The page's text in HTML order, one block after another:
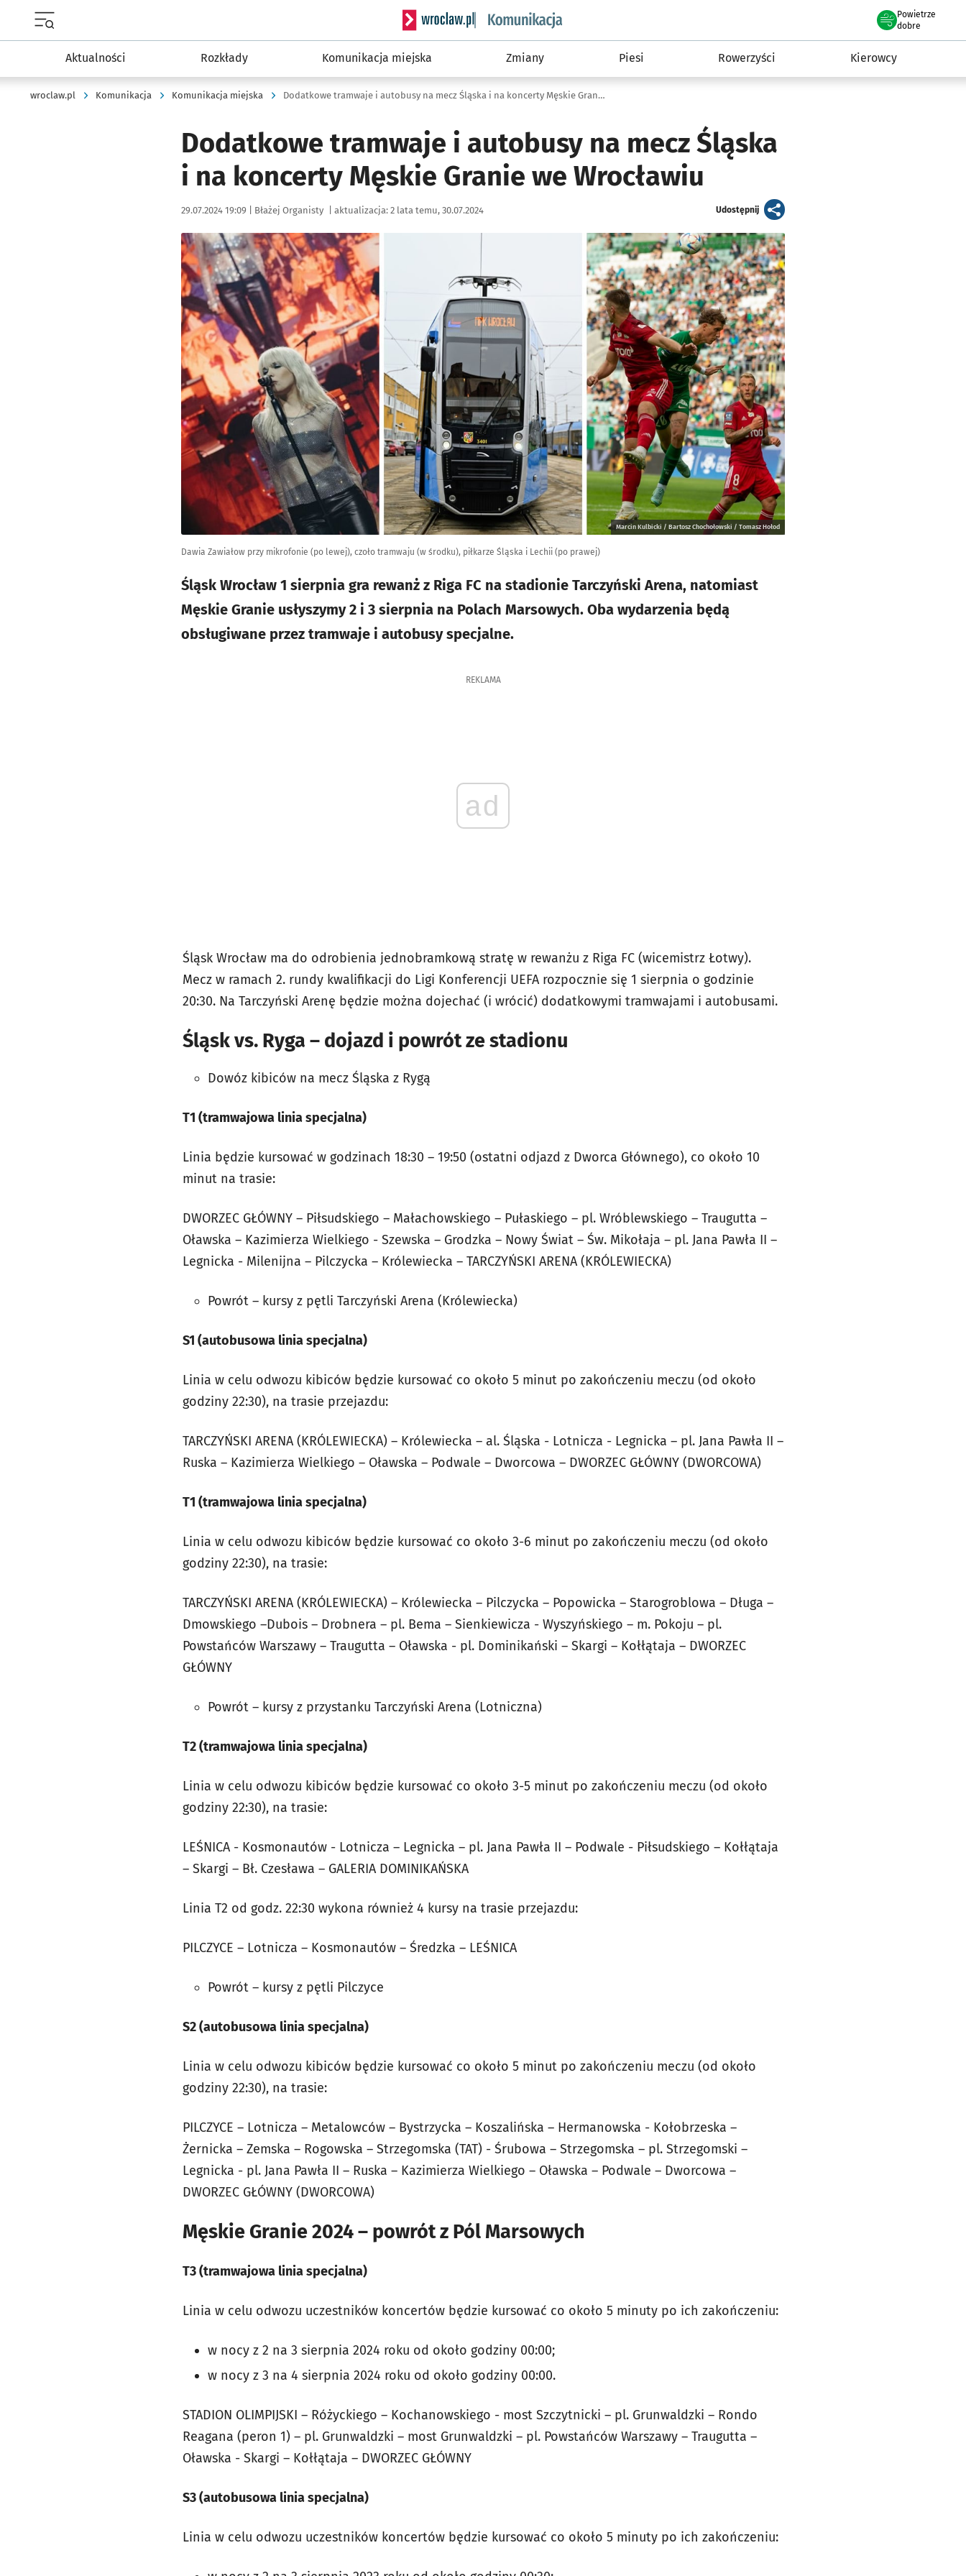
Serwis informacyjny wroclaw.pl podserwis: Komunikacja
Powietrze
we Wrocławiu
dobre
Aktualności Rozkłady Komunikacja miejska Zmiany Piesi Rowerzyści Kierowcy
wroclaw.pl Komunikacja Komunikacja miejska Dodatkowe tramwaje i autobusy na mecz Śląska i na koncerty Męskie Granie we Wrocławiu
Dodatkowe tramwaje i autobusy na mecz Śląska
i na koncerty Męskie Granie we Wrocławiu
Data publikacji:
29.07.2024 19:09 | Autor:
Błażej Organisty aktualizacja: 2 lata temu, 30.07.2024 Udostępnijartykuł
Kliknij, aby powiększyć
Marcin Kulbicki / Bartosz Chochołowski / Tomasz Hołod
Dawia Zawiałow przy mikrofonie (po lewej), czoło tramwaju (w środku), piłkarze Śląska i Lechii (po prawej)
Śląsk Wrocław 1 sierpnia gra rewanż z Riga FC na stadionie Tarczyński Arena, natomiast
Męskie Granie usłyszymy 2 i 3 sierpnia na Polach Marsowych. Oba wydarzenia będą
obsługiwane przez tramwaje i autobusy specjalne.
REKLAMA
ad
Śląsk Wrocław ma do odrobienia jednobramkową stratę w rewanżu z Riga FC (wicemistrz Łotwy).
Mecz w ramach 2. rundy kwalifikacji do Ligi Konferencji UEFA rozpocznie się 1 sierpnia o godzinie
20:30. Na Tarczyński Arenę będzie można dojechać (i wrócić) dodatkowymi tramwajami i autobusami.
Śląsk vs. Ryga – dojazd i powrót ze stadionu
Dowóz kibiców na mecz Śląska z Rygą
T1 (tramwajowa linia specjalna)
Linia będzie kursować w godzinach 18:30 – 19:50 (ostatni odjazd z Dworca Głównego), co około 10
minut na trasie:
DWORZEC GŁÓWNY – Piłsudskiego – Małachowskiego – Pułaskiego – pl. Wróblewskiego – Traugutta –
Oławska – Kazimierza Wielkiego - Szewska – Grodzka – Nowy Świat – Św. Mikołaja – pl. Jana Pawła II –
Legnicka - Milenijna – Pilczycka – Królewiecka – TARCZYŃSKI ARENA (KRÓLEWIECKA)
Powrót – kursy z pętli Tarczyński Arena (Królewiecka)
S1 (autobusowa linia specjalna)
Linia w celu odwozu kibiców będzie kursować co około 5 minut po zakończeniu meczu (od około
godziny 22:30), na trasie przejazdu:
TARCZYŃSKI ARENA (KRÓLEWIECKA) – Królewiecka – al. Śląska - Lotnicza - Legnicka – pl. Jana Pawła II –
Ruska – Kazimierza Wielkiego – Oławska – Podwale – Dworcowa – DWORZEC GŁÓWNY (DWORCOWA)
T1 (tramwajowa linia specjalna)
Linia w celu odwozu kibiców będzie kursować co około 3-6 minut po zakończeniu meczu (od około
godziny 22:30), na trasie:
TARCZYŃSKI ARENA (KRÓLEWIECKA) – Królewiecka – Pilczycka – Popowicka – Starogroblowa – Długa –
Dmowskiego –Dubois – Drobnera – pl. Bema – Sienkiewicza - Wyszyńskiego – m. Pokoju – pl.
Powstańców Warszawy – Traugutta – Oławska - pl. Dominikański – Skargi – Kołłątaja – DWORZEC
GŁÓWNY
Powrót – kursy z przystanku Tarczyński Arena (Lotniczna)
T2 (tramwajowa linia specjalna)
Linia w celu odwozu kibiców będzie kursować co około 3-5 minut po zakończeniu meczu (od około
godziny 22:30), na trasie:
LEŚNICA - Kosmonautów - Lotnicza – Legnicka – pl. Jana Pawła II – Podwale - Piłsudskiego – Kołłątaja
– Skargi – Bł. Czesława – GALERIA DOMINIKAŃSKA
Linia T2 od godz. 22:30 wykona również 4 kursy na trasie przejazdu:
PILCZYCE – Lotnicza – Kosmonautów – Średzka – LEŚNICA
Powrót – kursy z pętli Pilczyce
S2 (autobusowa linia specjalna)
Linia w celu odwozu kibiców będzie kursować co około 5 minut po zakończeniu meczu (od około
godziny 22:30), na trasie:
PILCZYCE – Lotnicza – Metalowców – Bystrzycka – Koszalińska – Hermanowska - Kołobrzeska –
Żernicka – Zemska – Rogowska – Strzegomska (TAT) - Śrubowa – Strzegomska – pl. Strzegomski –
Legnicka - pl. Jana Pawła II – Ruska – Kazimierza Wielkiego – Oławska – Podwale – Dworcowa –
DWORZEC GŁÓWNY (DWORCOWA)
Męskie Granie 2024 – powrót z Pól Marsowych
T3 (tramwajowa linia specjalna)
Linia w celu odwozu uczestników koncertów będzie kursować co około 5 minuty po ich zakończeniu:
w nocy z 2 na 3 sierpnia 2024 roku od około godziny 00:00;
w nocy z 3 na 4 sierpnia 2024 roku od około godziny 00:00.
STADION OLIMPIJSKI – Różyckiego – Kochanowskiego - most Szczytnicki – pl. Grunwaldzki – Rondo
Reagana (peron 1) – pl. Grunwaldzki – most Grunwaldzki – pl. Powstańców Warszawy – Traugutta –
Oławska - Skargi – Kołłątaja – DWORZEC GŁÓWNY
S3 (autobusowa linia specjalna)
Linia w celu odwozu uczestników koncertów będzie kursować co około 5 minuty po ich zakończeniu: